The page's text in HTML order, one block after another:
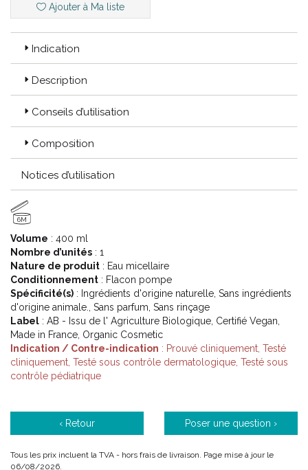
Ajouter à Ma liste
Indication
Description
Conseils d’utilisation
Composition
Notices d’utilisation
6M
Volume : 400 ml
Nombre d’unités : 1
Nature de produit : Eau micellaire
Conditionnement : Flacon pompe
Spécificité(s) : Ingrédients d'origine naturelle, Sans ingrédients
d'origine animale., Sans parfum, Sans rinçage
Label : AB - Issu de l' Agriculture Biologique, Certifié Vegan,
Made in France, Organic Cosmetic
Indication / Contre-indication : Prouvé cliniquement, Testé
cliniquement, Testé sous contrôle dermatologique, Testé sous
contrôle pédiatrique
‹ Retour Poser une question ›
Tous les prix incluent la TVA - hors frais de livraison. Page mise à jour le
06/08/2026.